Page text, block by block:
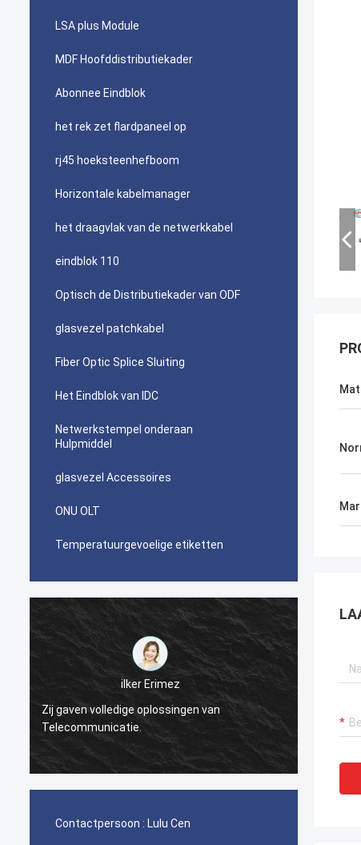
LSA plus Module
MDF Hoofddistributiekader
Abonnee Eindblok
het rek zet flardpaneel op
rj45 hoeksteenhefboom
Horizontale kabelmanager
het draagvlak van de netwerkkabel
eindblok 110
Optisch de Distributiekader van ODF
glasvezel patchkabel
Fiber Optic Splice Sluiting
Het Eindblok van IDC
Netwerkstempel onderaan
Hulpmiddel
glasvezel Accessoires
ONU OLT
Temperatuurgevoelige etiketten
احمد عبدالله
Uw die AMPÈREtyco picabond
schakelaars voor uitstekende de
telecommunicatie de werken worden
gebruikt van Iran, onze cliënt is zeer
tevreden met de kwaliteit.
Zeer
Contactpersoon : Lulu Cen